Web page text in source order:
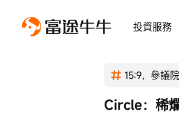
投資服務
15:9，參議
Circle：稀